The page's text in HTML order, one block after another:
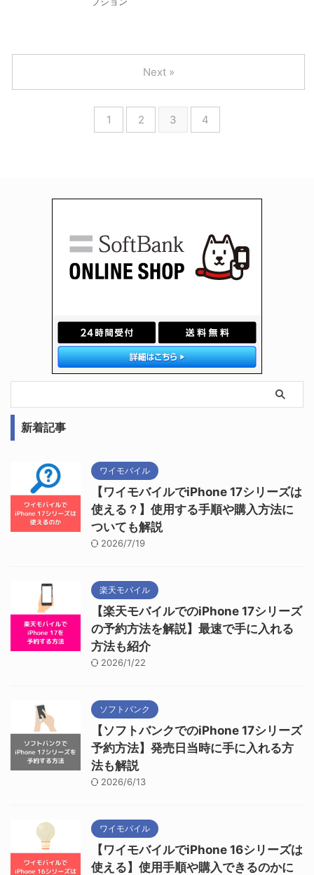
1 2 3 4
Next »
新着記事
ワイモバイル
【ワイモバイルでiPhone 17シリーズは
使える？】使用する手順や購入方法に
ついても解説
2026/7/19
楽天モバイル
【楽天モバイルでのiPhone 17シリーズ
の予約方法を解説】最速で手に入れる
方法も紹介
2026/1/22
ソフトバンク
【ソフトバンクでのiPhone 17シリーズ
予約方法】発売日当時に手に入れる方
法も解説
2026/6/13
ワイモバイル
【ワイモバイルでiPhone 16シリーズは
使える】使用手順や購入できるのかに